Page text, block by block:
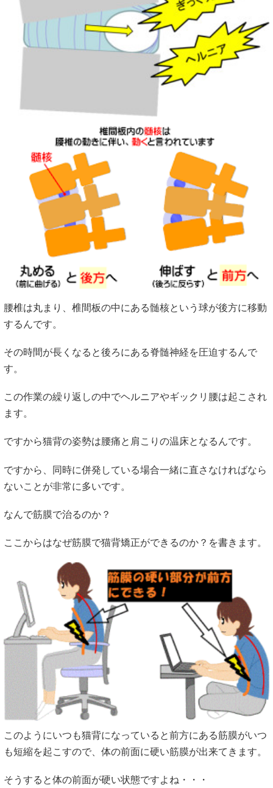
腰椎は丸まり、椎間板の中にある髄核という球が後方に移動
するんです。
その時間が長くなると後ろにある脊髄神経を圧迫するんで
す。
この作業の繰り返しの中でヘルニアやギックリ腰は起こされ
ます。
ですから猫背の姿勢は腰痛と肩こりの温床となるんです。
ですから、同時に併発している場合一緒に直さなければなら
ないことが非常に多いです。
なんで筋膜で治るのか？
ここからはなぜ筋膜で猫背矯正ができるのか？を書きます。
このようにいつも猫背になっていると前方にある筋膜がいつ
も短縮を起こすので、体の前面に硬い筋膜が出来てきます。
そうすると体の前面が硬い状態ですよね・・・